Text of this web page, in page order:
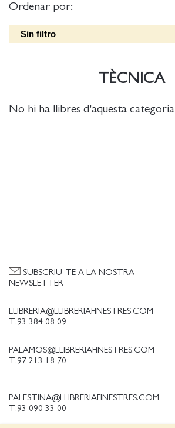
Ordenar por:
Sin filtro
Autor [A-Z]
TÈCNICA
No hi ha llibres d'aquesta categoria
LLIBRERIA@LLIBRERIAFINESTRES.COM
T.93 384 08 09
PALAMOS@LLIBRERIAFINESTRES.COM
T.97 213 18 70
PALESTINA@LLIBRERIAFINESTRES.COM
T.93 090 33 00
SUBSCRIU-TE A LA NOSTRA
NEWSLETTER